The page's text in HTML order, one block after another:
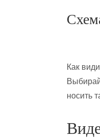
Как
носить